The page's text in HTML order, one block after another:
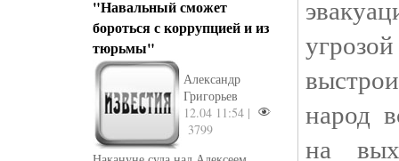
"Навальный сможет
бороться с коррупцией и из
тюрьмы"
Александр
Григорьев
12.04 11:54 |
3799
народ
на